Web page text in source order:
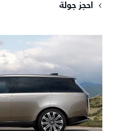
احجز جولة